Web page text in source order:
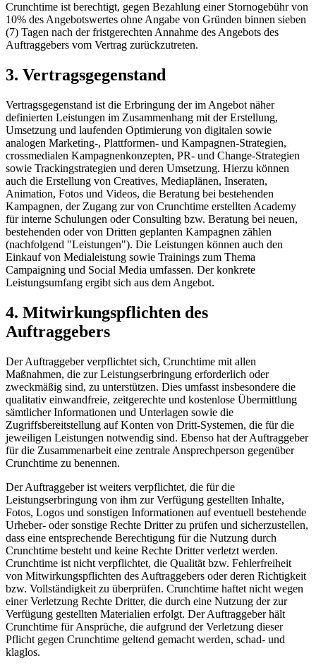
Crunchtime ist berechtigt, gegen Bezahlung einer Stornogebühr von
10% des Angebotswertes ohne Angabe von Gründen binnen sieben
(7) Tagen nach der fristgerechten Annahme des Angebots des
Auftraggebers vom Vertrag zurückzutreten.
3. Vertragsgegenstand
Vertragsgegenstand ist die Erbringung der im Angebot näher
definierten Leistungen im Zusammenhang mit der Erstellung,
Umsetzung und laufenden Optimierung von digitalen sowie
analogen Marketing-, Plattformen- und Kampagnen-Strategien,
crossmedialen Kampagnenkonzepten, PR- und Change-Strategien
sowie Trackingstrategien und deren Umsetzung. Hierzu können
auch die Erstellung von Creatives, Mediaplänen, Inseraten,
Animation, Fotos und Videos, die Beratung bei bestehenden
Kampagnen, der Zugang zur von Crunchtime erstellten Academy
für interne Schulungen oder Consulting bzw. Beratung bei neuen,
bestehenden oder von Dritten geplanten Kampagnen zählen
(nachfolgend "Leistungen"). Die Leistungen können auch den
Einkauf von Medialeistung sowie Trainings zum Thema
Campaigning und Social Media umfassen. Der konkrete
Leistungsumfang ergibt sich aus dem Angebot.
4. Mitwirkungspflichten des
Auftraggebers
Der Auftraggeber verpflichtet sich, Crunchtime mit allen
Maßnahmen, die zur Leistungserbringung erforderlich oder
zweckmäßig sind, zu unterstützen. Dies umfasst insbesondere die
qualitativ einwandfreie, zeitgerechte und kostenlose Übermittlung
sämtlicher Informationen und Unterlagen sowie die
Zugriffsbereitstellung auf Konten von Dritt-Systemen, die für die
jeweiligen Leistungen notwendig sind. Ebenso hat der Auftraggeber
für die Zusammenarbeit eine zentrale Ansprechperson gegenüber
Crunchtime zu benennen.
Der Auftraggeber ist weiters verpflichtet, die für die
Leistungserbringung von ihm zur Verfügung gestellten Inhalte,
Fotos, Logos und sonstigen Informationen auf eventuell bestehende
Urheber- oder sonstige Rechte Dritter zu prüfen und sicherzustellen,
dass eine entsprechende Berechtigung für die Nutzung durch
Crunchtime besteht und keine Rechte Dritter verletzt werden.
Crunchtime ist nicht verpflichtet, die Qualität bzw. Fehlerfreiheit
von Mitwirkungspflichten des Auftraggebers oder deren Richtigkeit
bzw. Vollständigkeit zu überprüfen. Crunchtime haftet nicht wegen
einer Verletzung Rechte Dritter, die durch eine Nutzung der zur
Verfügung gestellten Materialien erfolgt. Der Auftraggeber hält
Crunchtime für Ansprüche, die aufgrund der Verletzung dieser
Pflicht gegen Crunchtime geltend gemacht werden, schad- und
klaglos.